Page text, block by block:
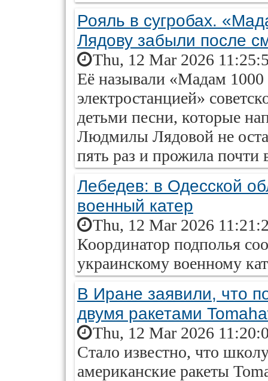
Рояль в сугробах.
Лядову забыли после
Thu, 12 Mar 2026
Её называли «Мадам 1000
электростанцией»
детьми песни, которые
Людмилы Лядовой не
пять раз и прожила почти
Лебедев: в Одесской
военный катер
Thu, 12 Mar 2026
Координатор подполья
украинскому военному
В Иране заявили, что
двумя ракетами
Thu, 12 Mar 2026
Стало известно, что
американские ракеты